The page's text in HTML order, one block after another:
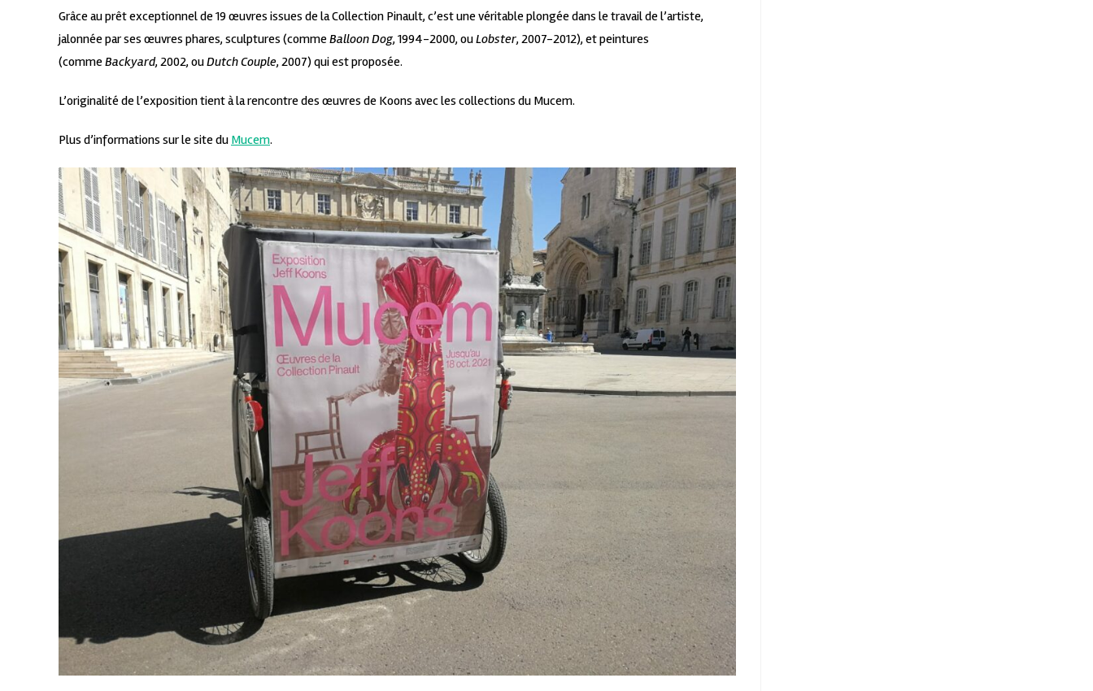
Grâce au prêt exceptionnel de 19 œuvres issues de la Collection Pinault, c’est une véritable plongée dans le travail de l’artiste,
jalonnée par ses œuvres phares, sculptures (comme Balloon Dog, 1994-2000, ouLobster, 2007-2012), et peintures
(comme Backyard, 2002, ouDutch Couple, 2007) qui est proposée.
L’originalité de l’exposition tient à la rencontre des œuvres de Koons avec les collections du Mucem.
Plus d’informations sur le site du Mucem.